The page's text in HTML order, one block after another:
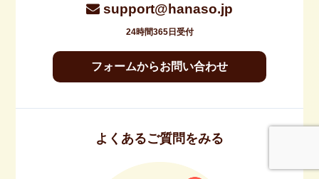
support@hanaso.jp
24時間365日受付
フォームからお問い合わせ
よくあるご質問をみる